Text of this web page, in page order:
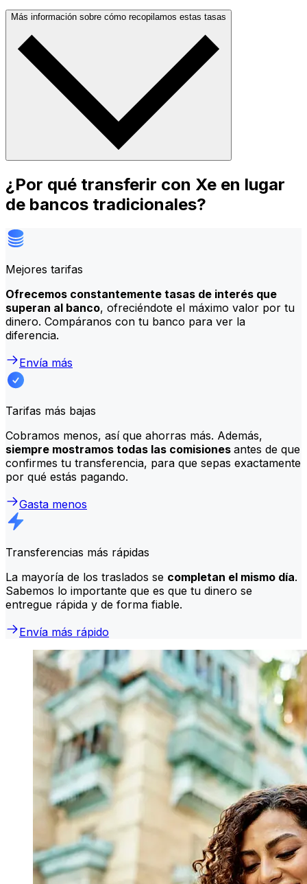
Más información sobre cómo recopilamos estas tasas
¿Por qué transferir con Xe en lugar
de bancos tradicionales?
Mejores tarifas
Ofrecemos constantemente tasas de interés que
superan al banco, ofreciéndote el máximo valor por tu
dinero. Compáranos con tu banco para ver la
diferencia.
Envía más
Tarifas más bajas
Cobramos menos, así que ahorras más. Además,
siempre mostramos todas las comisiones antes de que
confirmes tu transferencia, para que sepas exactamente
por qué estás pagando.
Gasta menos
Transferencias más rápidas
La mayoría de los traslados se completan el mismo día.
Sabemos lo importante que es que tu dinero se
entregue rápida y de forma fiable.
Envía más rápido